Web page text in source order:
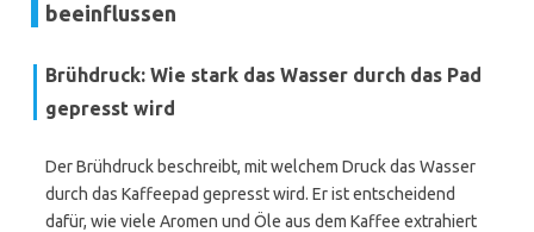
beeinflussen
Brühdruck: Wie stark das Wasser durch das Pad
gepresst wird
Der Brühdruck beschreibt, mit welchem Druck das Wasser
durch das Kaffeepad gepresst wird. Er ist entscheidend
dafür, wie viele Aromen und Öle aus dem Kaffee extrahiert